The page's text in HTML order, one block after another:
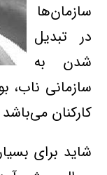
سازمان‌ها
در تبديل
شدن به
سازماني ناب،
کارکنان مي‌باشد
شايد براي